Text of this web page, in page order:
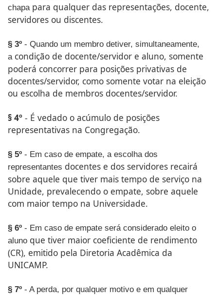
chapa para qualquer das representações, docente,
servidores ou discentes.
§ 3º - Quando um membro detiver, simultaneamente,
a condição de docente/servidor e aluno, somente
poderá concorrer para posições privativas de
docentes/servidor, como somente votar na eleição
ou escolha de membros docentes/servidor.
§ 4º - É vedado o acúmulo de posições
representativas na Congregação.
§ 5º - Em caso de empate, a escolha dos
representantes docentes e dos servidores recairá
sobre aquele que tiver mais tempo de serviço na
Unidade, prevalecendo o empate, sobre aquele
com maior tempo na Universidade.
§ 6º - Em caso de empate será considerado eleito o
aluno que tiver maior coeficiente de rendimento
(CR), emitido pela Diretoria Acadêmica da
UNICAMP.
§ 7º - A perda, por qualquer motivo e em qualquer